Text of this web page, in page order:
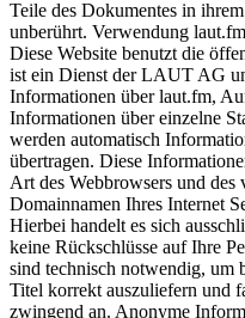
Teile des Dokumentes in
unberührt. Verwendung
Diese Website benutzt die
ist ein Dienst der LAUT AG
Informationen über laut.fm,
Informationen über einzelne
werden automatisch
übertragen. Diese
Art des Webbrowsers und des
Domainnamen Ihres Internet
Hierbei handelt es sich
keine Rückschlüsse auf Ihre
sind technisch notwendig, um
Titel korrekt auszuliefern und
zwingend an. Anonyme